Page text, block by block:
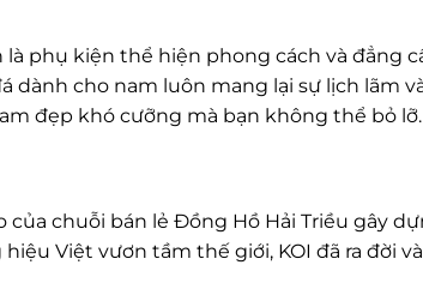
phụ kiện thể hiện phong cách và đẳng
dành cho nam luôn mang lại sự lịch lãm
đẹp khó cưỡng mà bạn không thể bỏ lỡ.
chuỗi bán lẻ Đồng Hồ Hải Triều gây
Việt vươn tầm thế giới, KOI đã ra đời